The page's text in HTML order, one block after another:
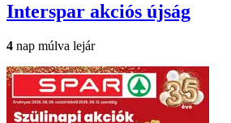
Interspar akciós újság
4 nap múlva lejár